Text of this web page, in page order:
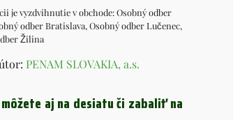
Osobný odber
odber Bratislava, Osobný odber Lučenec,
Žilina
PENAM SLOVAKIA, a.s.
aj na desiatu či zabaliť na